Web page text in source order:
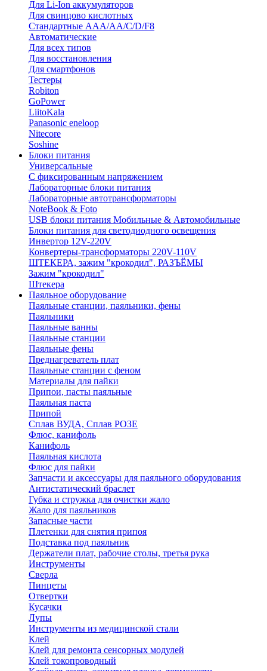
Для Li-Ion аккумуляторов
Для свинцово кислотных
Стандартные ААА/АА/С/D/F8
Автоматические
Для всех типов
Для восстановления
Для смартфонов
Тестеры
Robiton
GoPower
LiitoKala
Panasonic eneloop
Nitecore
Soshine
Блоки питания
Универсальные
C фиксированным напряжением
Лабораторные блоки питания
Лабораторные автотрансформаторы
NoteBook & Foto
USB блоки питания Мобильные & Автомобильные
Блоки питания для светодиодного освещения
Инвертор 12V-220V
Конвертеры-трансформаторы 220V-110V
ШТЕКЕРА, зажим "крокодил", РАЗЪЁМЫ
Зажим "крокодил"
Штекера
Паяльное оборудование
Паяльные станции, паяльники, фены
Паяльники
Паяльные ванны
Паяльные станции
Паяльные фены
Преднагреватель плат
Паяльные станции с феном
Материалы для пайки
Припои, пасты паяльные
Паяльная паста
Припой
Сплав ВУДА, Сплав РОЗЕ
Флюс, канифоль
Канифоль
Паяльная кислота
Флюс для пайки
Запчасти и аксессуары для паяльного оборудования
Антистатический браслет
Губка и стружка для очистки жало
Жало для паяльников
Запасные части
Плетенки для снятия припоя
Подставка под паяльник
Держатели плат, рабочие столы, третья рука
Инструменты
Сверла
Пинцеты
Отвертки
Кусачки
Лупы
Инструменты из медицинской стали
Клей
Клей для ремонта сенсорных модулей
Клей токопроводный